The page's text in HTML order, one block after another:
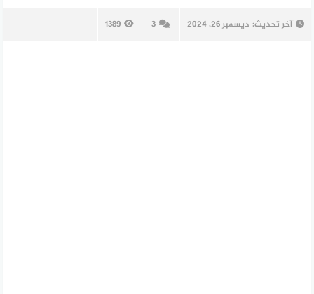
آخر تحديث: ديسمبر 26, 2024 3
1389